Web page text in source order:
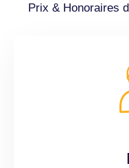
Prix & Honoraires